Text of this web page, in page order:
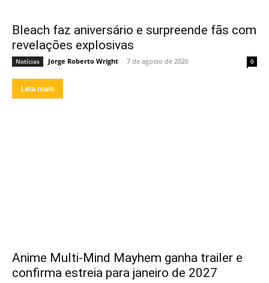
Bleach faz aniversário e surpreende fãs com
revelações explosivas
Notícias Jorge Roberto Wright - 7 de agosto de 2026 0
Leia mais
Anime Multi-Mind Mayhem ganha trailer e
confirma estreia para janeiro de 2027